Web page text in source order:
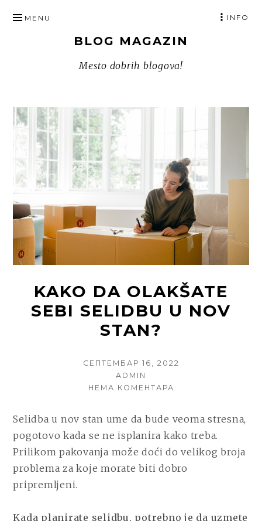
TO
BLOG MAGAZIN
Mesto dobrih blogova!
MENU INFO
KAKO DA OLAKŠATE
SEBI SELIDBU U NOV
STAN?
POSTED
СЕПТЕМБАР 16, 2022
AUTHOR
ADMIN
НЕМА КОМЕНТАРА
OLAKŠATE
SEBI
SELIDBU
NOV
Selidba u nov stan ume da bude veoma stresna,
pogotovo kada se ne isplanira kako treba.
Prilikom pakovanja može doći do velikog broja
problema za koje morate biti dobro
pripremljeni.
Kada planirate selidbu, potrebno je da uzmete